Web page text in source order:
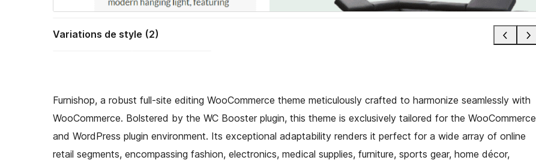
Variations de style (2)
Furnishop, a robust full-site editing WooCommerce theme meticulously crafted to harmonize seamlessly with
WooCommerce. Bolstered by the WC Booster plugin, this theme is exclusively tailored for the WooCommerce
and WordPress plugin environment. Its exceptional adaptability renders it perfect for a wide array of online
retail segments, encompassing fashion, electronics, medical supplies, furniture, sports gear, home décor,